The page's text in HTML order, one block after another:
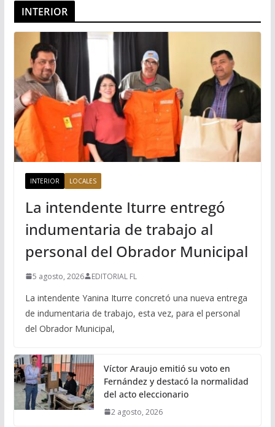
INTERIOR
INTERIOR LOCALES
La intendente Iturre entregó
indumentaria de trabajo al
personal del Obrador Municipal
5 agosto, 2026 EDITORIAL FL
La intendente Yanina Iturre concretó una nueva entrega
de indumentaria de trabajo, esta vez, para el personal
del Obrador Municipal,
Víctor Araujo emitió su voto en
Fernández y destacó la normalidad
del acto eleccionario
2 agosto, 2026